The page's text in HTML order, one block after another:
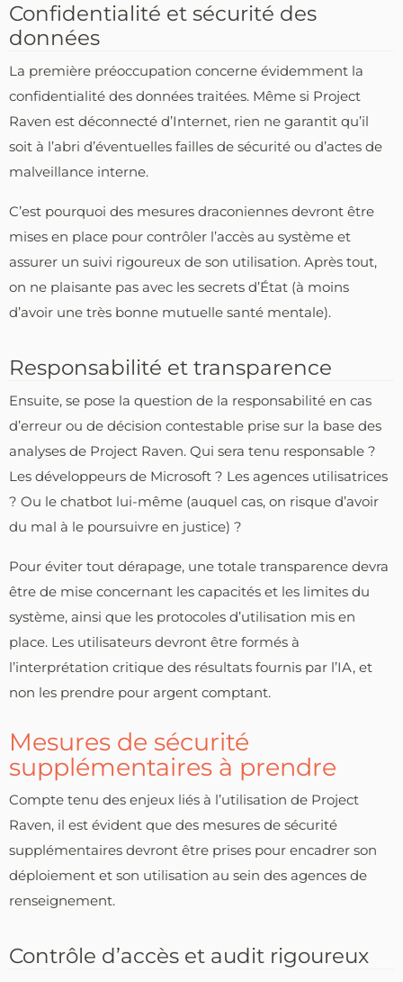
Confidentialité et sécurité des
données
La première préoccupation concerne évidemment la
confidentialité des données traitées. Même si Project
Raven est déconnecté d’Internet, rien ne garantit qu’il
soit à l’abri d’éventuelles failles de sécurité ou d’actes de
malveillance interne.
C’est pourquoi des mesures draconiennes devront être
mises en place pour contrôler l’accès au système et
assurer un suivi rigoureux de son utilisation. Après tout,
on ne plaisante pas avec les secrets d’État (à moins
d’avoir une très bonne mutuelle santé mentale).
Responsabilité et transparence
Ensuite, se pose la question de la responsabilité en cas
d’erreur ou de décision contestable prise sur la base des
analyses de Project Raven. Qui sera tenu responsable ?
Les développeurs de Microsoft ? Les agences utilisatrices
? Ou le chatbot lui-même (auquel cas, on risque d’avoir
du mal à le poursuivre en justice) ?
Pour éviter tout dérapage, une totale transparence devra
être de mise concernant les capacités et les limites du
système, ainsi que les protocoles d’utilisation mis en
place. Les utilisateurs devront être formés à
l’interprétation critique des résultats fournis par l’IA, et
non les prendre pour argent comptant.
Mesures de sécurité
supplémentaires à prendre
Compte tenu des enjeux liés à l’utilisation de Project
Raven, il est évident que des mesures de sécurité
supplémentaires devront être prises pour encadrer son
déploiement et son utilisation au sein des agences de
renseignement.
Contrôle d’accès et audit rigoureux